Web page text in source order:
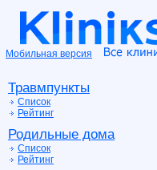
Травмпункты
Список
Рейтинг
Родильные дома
Список
Рейтинг
Мобильная версия